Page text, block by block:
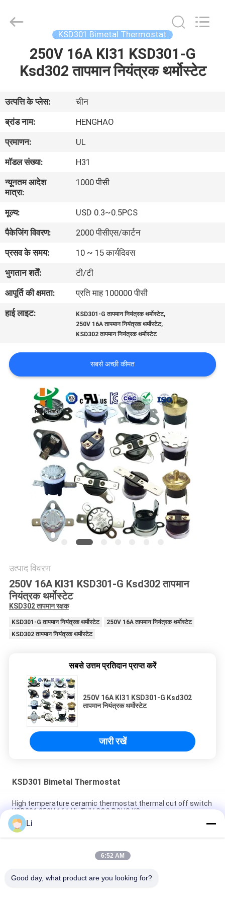
वीआर
दिखाएँ
हमारे
बारे
फैक्टरी
यात्रा
गुणवत्ता
नियंत्रण
संपर्क
करें
समाचार
साइटमैप
PRIVACY
POLICY
Electric
KSD301 Bimetal Thermostat
250V 16A KI31 KSD301-G
Ksd302 तापमान नियंत्रक थर्मोस्टेट
उत्पत्ति के प्लेस:
चीन
ब्रांड नाम:
HENGHAO
प्रमाणन:
UL
मॉडल संख्या:
H31
न्यूनतम आदेश
मात्रा:
1000 पीसी
मूल्य:
USD 0.3~0.5PCS
पैकेजिंग विवरण:
2000 पीसीएस/कार्टन
प्रसव के समय:
10 ~ 15 कार्यदिवस
भुगतान शर्तें:
टी/टी
आपूर्ति की क्षमता:
प्रति माह 100000 पीसी
हाई लाइट:
KSD301-G तापमान नियंत्रक थर्मोस्टेट,
250V 16A तापमान नियंत्रक थर्मोस्टेट,
KSD302 तापमान नियंत्रक थर्मोस्टेट
सबसे अच्छी कीमत
उत्पाद विवरण
250V 16A KI31 KSD301-G Ksd302 तापमान
नियंत्रक थर्मोस्टेट
KSD302 तापमान रक्षक
KSD301-G तापमान नियंत्रक थर्मोस्टेट
250V 16A तापमान नियंत्रक थर्मोस्टेट
KSD302 तापमान नियंत्रक थर्मोस्टेट
सबसे उत्तम प्रतिदान प्राप्त करें
250V 16A KI31 KSD301-G Ksd302
तापमान नियंत्रक थर्मोस्टेट
जारी रखें
KSD301 Bimetal Thermostat
High temperature ceramic thermostat thermal cut off switch
KSD301 250V 16A UL TUV CQC ROHS KC
Bimetal Disc Snap Action Thermostats, low temperature
limited control switch H31 250V 10 13C
Snap Action Type KSD301 Bimetal Thermostat AC 125V 250V
Li
6:52 AM
Good day, what product are you looking for?